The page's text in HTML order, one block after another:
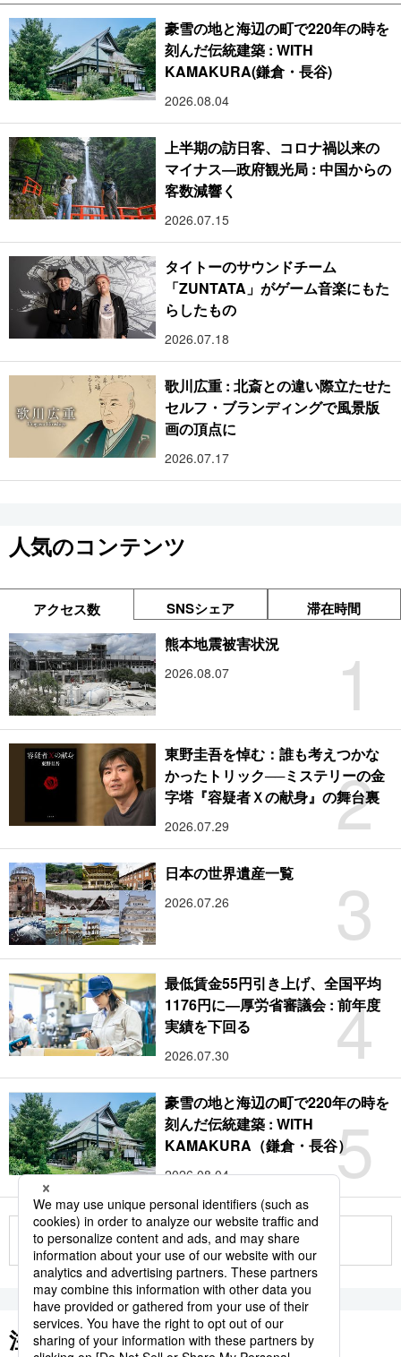
豪雪の地と海辺の町で220年の時を
刻んだ伝統建築 : WITH
KAMAKURA(鎌倉・長谷)
2026.08.04
上半期の訪日客、コロナ禍以来の
マイナス―政府観光局 : 中国からの
客数減響く
2026.07.15
タイトーのサウンドチーム
「ZUNTATA」がゲーム音楽にもた
らしたもの
2026.07.18
歌川広重 : 北斎との違い際立たせた
セルフ・ブランディングで風景版
画の頂点に
2026.07.17
人気のコンテンツ
アクセス数 SNSシェア 滞在時間
1
熊本地震被害状況
2026.08.07
2
東野圭吾を悼む：誰も考えつかな
かったトリック──ミステリーの金
字塔『容疑者Ｘの献身』の舞台裏
2026.07.29
3
日本の世界遺産一覧
2026.07.26
4
最低賃金55円引き上げ、全国平均
1176円に―厚労省審議会 : 前年度
実績を下回る
2026.07.30
5
豪雪の地と海辺の町で220年の時を
刻んだ伝統建築 : WITH
KAMAKURA（鎌倉・長谷）
2026.08.04
もっと見る
注目のキーワード